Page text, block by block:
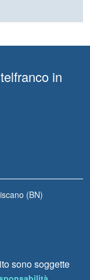
in
(BN)
sono soggette